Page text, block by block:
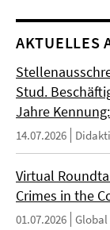
AKTUELLES
Stud.
Jahre
14.07.2026
Virtual
Crimes in the
01.07.2026